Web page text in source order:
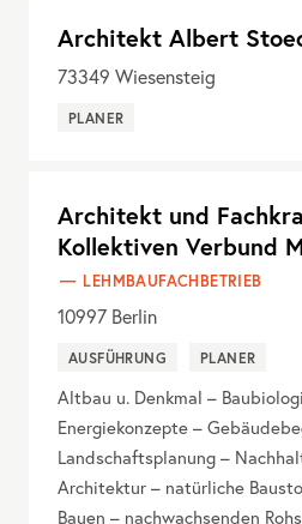
Architekt Albert
73349 Wiesensteig
PLANER
Architekt und
Kollektiven Verbund
LEHMBAUFACHBETRIEB
10997 Berlin
AUSFÜHRUNG PLANER
Altbau u. Denkmal –
Energiekonzepte –
Landschaftsplanung –
Architektur – natürliche
Bauen – nachwachsenden